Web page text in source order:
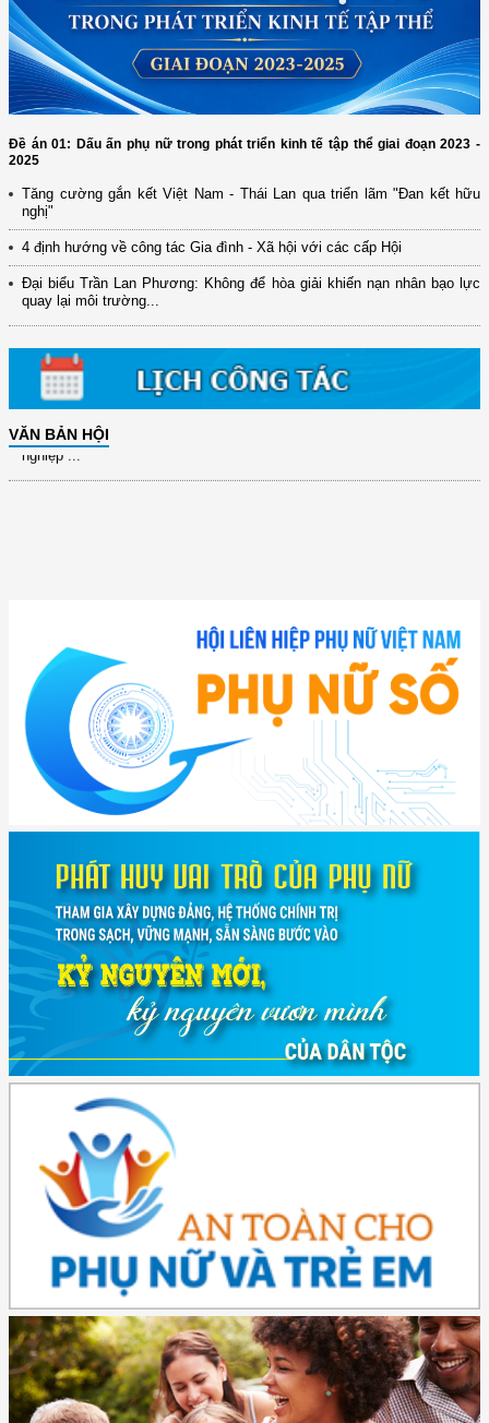
Đề án 01: Dấu ấn phụ nữ trong phát triển kinh tế tập thể giai đoạn 2023 -
2025
Tăng cường gắn kết Việt Nam - Thái Lan qua triển lãm "Đan kết hữu
nghị"
4 định hướng về công tác Gia đình - Xã hội với các cấp Hội
Đại biểu Trần Lan Phương: Không để hòa giải khiến nạn nhân bạo lực
quay lại môi trường...
VĂN BẢN HỘI
(12/TB-HĐKH) V/v đăng ký, đề xuất nhiệm vụ Khoa học, công nghệ và
đổi mới ...
(898/KH/ĐCT) Kế hoạch thực hiện Quyết định số 2415/QĐ-TTg ngày
31/10/2025 ...
(417/QĐ-BNNMT) Quyết định phê duyệt Chương trình mục tiêu quốc gia
xây dựng ...
(891/KH-ĐCT) Kế hoạch thực hiện Nghị quyết số 72-NQ/TW ngày
9/9/2025 của Bộ ...
nghiệp ...